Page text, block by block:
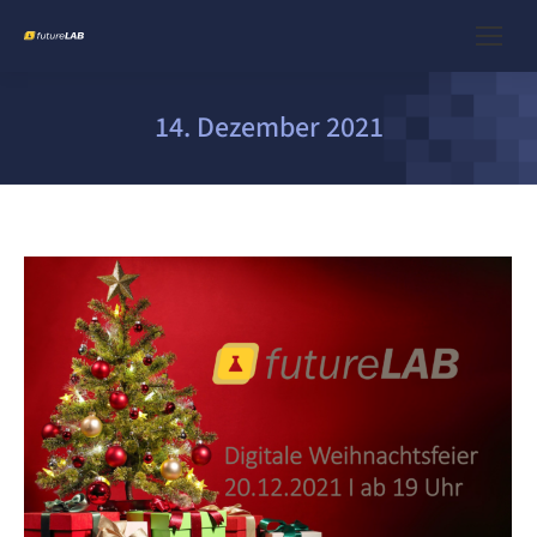
14. Dezember 2021